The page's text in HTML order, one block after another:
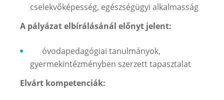
cselekvőképesség, egészségügyi alkalmasság
A pályázat elbírálásánál előnyt jelent:
óvodapedagógiai tanulmányok,
gyermekintézményben szerzett tapasztalat
Elvárt kompetenciák: